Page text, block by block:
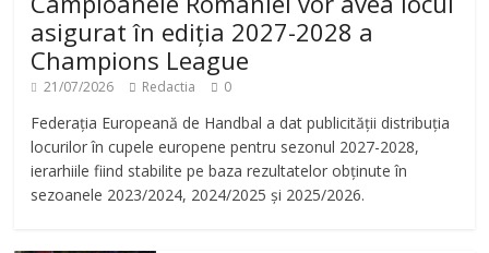
asigurat în ediția 2027-2028 a
Champions League
21/07/2026 Redactia 0
Federația Europeană de Handbal a dat publicității distribuția
locurilor în cupele europene pentru sezonul 2027-2028,
ierarhiile fiind stabilite pe baza rezultatelor obținute în
sezoanele 2023/2024, 2024/2025 și 2025/2026.